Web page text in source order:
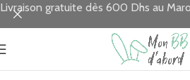
Accueil Sucettes
Livraison gratuite dès 600 Dhs au